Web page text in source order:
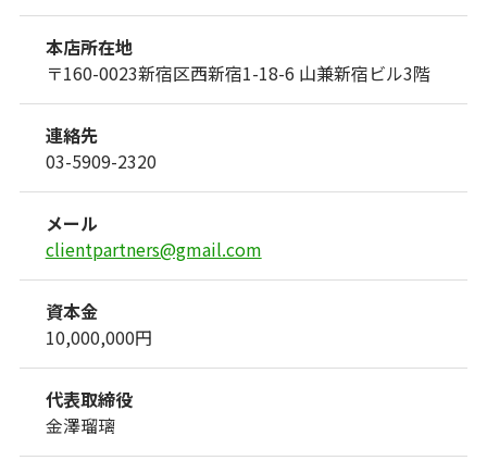
本店所在地
〒160-0023新宿区西新宿1-18-6 山兼新宿ビル3階
連絡先
03-5909-2320
メール
clientpartners@gmail.com
資本金
10,000,000円
代表取締役
金澤瑠璃